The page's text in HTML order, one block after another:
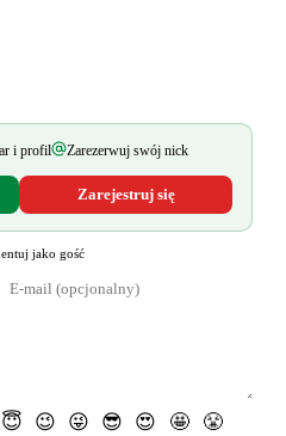
i profil Zarezerwuj swój nick
Zarejestruj się
jako gość
😇 😉 😜 😎 😍 🤩
😤